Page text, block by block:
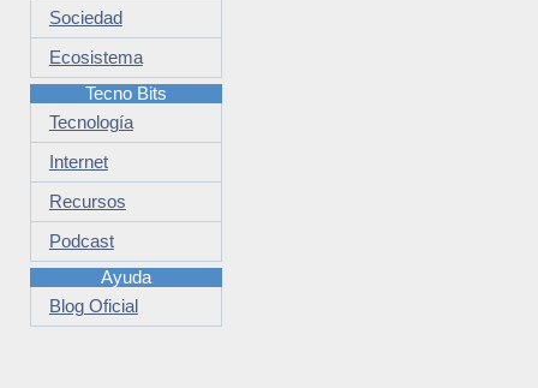
Sociedad
Ecosistema
Tecno Bits
Tecnología
Internet
Recursos
Podcast
Ayuda
Blog Oficial